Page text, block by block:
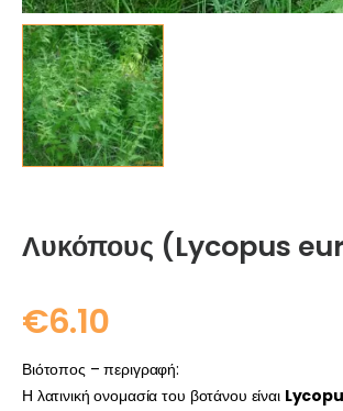
Λυκόπους (Lycopus
€6.10
Βιότοπος – περιγραφή:
Η λατινική ονομασία του βοτάνου είναι